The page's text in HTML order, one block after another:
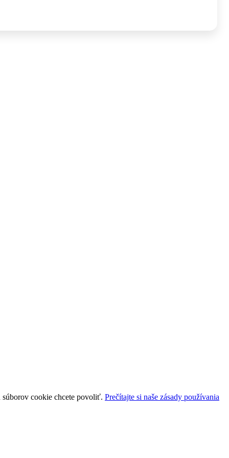
cookie chcete povoliť. Prečítajte si naše zásady používania